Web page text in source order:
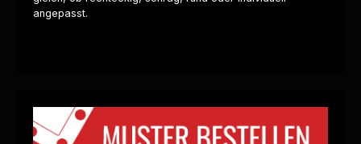
angepasst.